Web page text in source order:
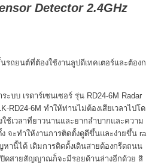
Detector 2.4GHz
ถยนต์ที่ต้องใช้งานลูปดีเทคเตอร์และต้องก
ะบบ เรดาร์เซนเซอร์ รุ่น RD24-6M Radar
RD24-6M ทำให้ท่านไม่ต้องเสียเวลาไปโด
ช้เวลาที่ยาวนานและยากลำบากและความ
จะทำให้งานการติดตั้งดูดีขึ้นและง่ายขึ้น ra
านี้ได้ เดิมการติดตั้งเดินสายต้องกรีดถนน
ดสายสัญญาณก็จะมีรอยด้านล่างอีกด้วย สิ